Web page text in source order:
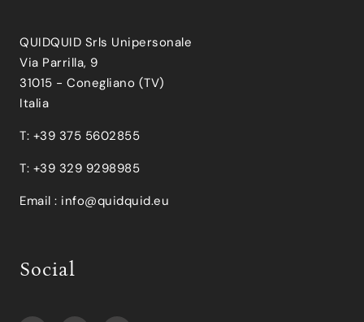
QUIDQUID Srls Unipersonale
Via Parrilla, 9
31015 - Conegliano (TV)
Italia
T: +39 375 5602855
T: +39 329 9298985
Email : info@quidquid.eu
Social